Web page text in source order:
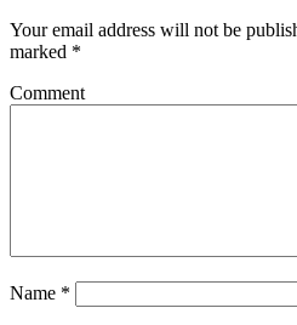
Your email address will not be
marked *
Comment
Name *